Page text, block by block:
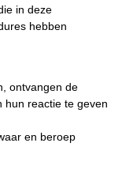
in deze
hebben
ontvangen de
hun reactie te geven
en beroep